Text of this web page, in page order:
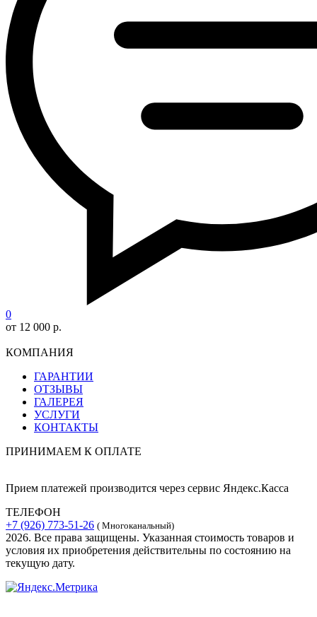
0
от 12 000 р.
КОМПАНИЯ
ГАРАНТИИ
ОТЗЫВЫ
ГАЛЕРЕЯ
УСЛУГИ
КОНТАКТЫ
ПРИНИМАЕМ К ОПЛАТЕ
Прием платежей производится через сервис Яндекс.Касса
ТЕЛЕФОН
+7 (926) 773-51-26 ( Многоканальный)
2026. Все права защищены. Указанная стоимость товаров и
условия их приобретения действительны по состоянию на
текущую дату.